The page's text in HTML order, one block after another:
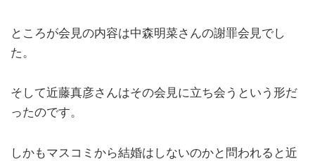
ところが会見の内容は中森明菜さんの謝罪会見でし
た。
そして近藤真彦さんはその会見に立ち会うという形だ
ったのです。
しかもマスコミから結婚はしないのかと問われると近